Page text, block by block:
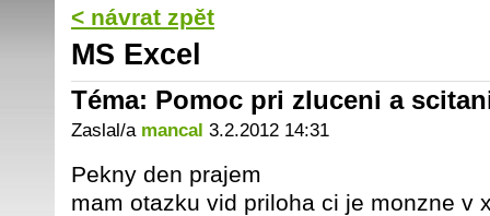
< návrat zpět
MS Excel
Téma: Pomoc pri zluceni a
Zaslal/a mancal 3.2.2012 14:31
Pekny den prajem
mam otazku vid priloha ci je monzne v